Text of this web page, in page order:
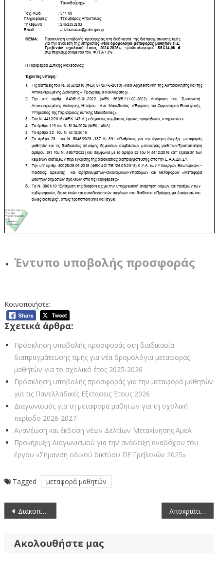
Έντυπο υποβολής προσφοράς
Κοινοποιήστε:
Σχετικά άρθρα:
Πρόσκληση υποβολής προσφοράς στη διαδικασία
διαπραγμάτευσης τιμής για νέα δρομολόγια μεταφοράς
μαθητών για το σχολικό έτος 2025-2026
Πρόσκληση υποβολής προσφοράς για την μεταφορά μαθητών
για τις Πανελλαδικές Εξετάσεις Έτους 2026
Διαγωνισμός για τη μεταφορά μαθητών για τη σχολική
περίοδο 2026-2027
Ανανέωση και έκδοση νέων Δελτίων Μετακίνησης ΑμεΑ
Προκήρυξη Διαγωνισμού για την ανάδειξη αναδόχου του
έργου «Σήμανση οδικού δικτύου ΠΕ Γρεβενών 2025»
Tagged μεταφορά μαθητών
Πλοήγηση
Διακοπή ηλεκτρικού ρεύματος την Τετάρτη 26 Φεβρουαρίου 2025 Αποκριάτικες εκδηλώσεις στον Δήμο Δεσκάτης
Ακολουθήστε μας